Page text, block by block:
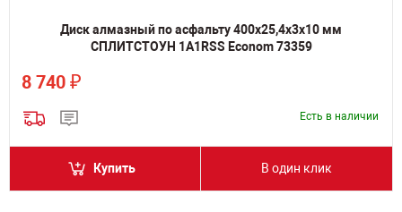
Диск алмазный по асфальту 400х25,4х3х10 мм
СПЛИТСТОУН 1A1RSS Econom 73359
8 740 ₽
Есть в наличии
Купить В один клик